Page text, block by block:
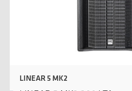
LINEAR 5 MK2